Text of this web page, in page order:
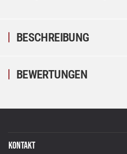
BESCHREIBUNG
BEWERTUNGEN
KONTAKT